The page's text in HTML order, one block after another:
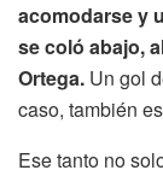
acomodarse y
se coló abajo,
Ortega. Un gol
caso, también
Ese tanto no